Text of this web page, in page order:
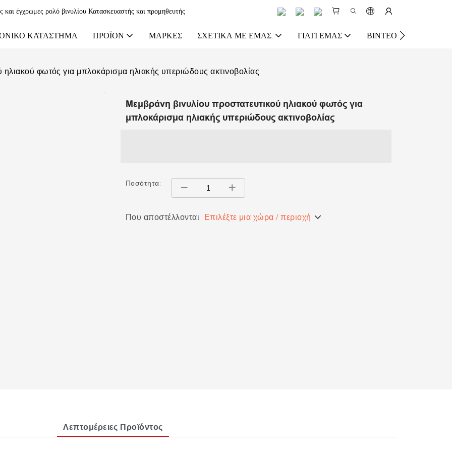
και έγχρωμες ρολό βινυλίου Κατασκευαστής και προμηθευτής
ΚΑΤΆΣΤΗΜΑ ΠΡΟΪΌΝ ΜΆΡΚΕΣ ΣΧΕΤΙΚΆ ΜΕ ΕΜΆΣ. ΓΙΑΤΊ ΕΜΆΣ ΒΊΝΤΕΟ
ηλιακού φωτός για μπλοκάρισμα ηλιακής υπεριώδους ακτινοβολίας
Μεμβράνη βινυλίου προστατευτικού ηλιακού φωτός για
μπλοκάρισμα ηλιακής υπεριώδους ακτινοβολίας
Ποσότητα:
Που αποστέλλονται: Επιλέξτε μια χώρα / περιοχή
Λεπτομέρειες Προϊόντος